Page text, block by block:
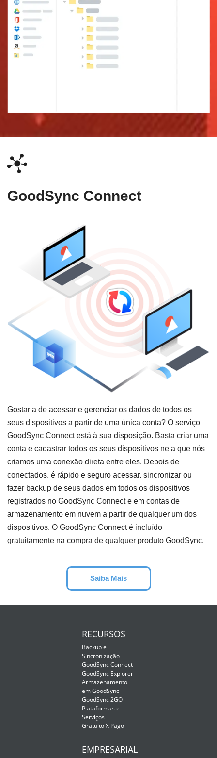
GoodSync Connect
Gostaria de acessar e gerenciar os dados de todos os
seus dispositivos a partir de uma única conta? O serviço
GoodSync Connect está à sua disposição. Basta criar uma
conta e cadastrar todos os seus dispositivos nela que nós
criamos uma conexão direta entre eles. Depois de
conectados, é rápido e seguro acessar, sincronizar ou
fazer backup de seus dados em todos os dispositivos
registrados no GoodSync Connect e em contas de
armazenamento em nuvem a partir de qualquer um dos
dispositivos. O GoodSync Connect é incluído
gratuitamente na compra de qualquer produto GoodSync.
Saiba Mais
RECURSOS
Backup e
Sincronização
GoodSync Connect
GoodSync Explorer
Armazenamento
em GoodSync
GoodSync 2GO
Plataformas e
Serviços
Gratuito X Pago
EMPRESARIAL